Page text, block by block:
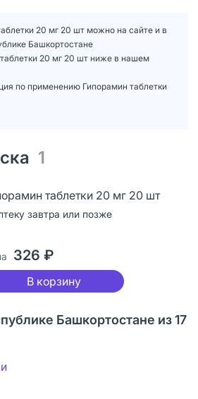
20 мг 20 шт можно на сайте и в
Башкортостане
20 мг 20 шт ниже в нашем
по применению Гипорамин таблетки
1
таблетки 20 мг 20 шт
завтра или позже
326 ₽
В корзину
Башкортостане из 17